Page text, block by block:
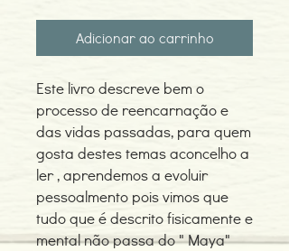
Adicionar ao carrinho
Este livro descreve bem o
processo de reencarnação e
das vidas passadas, para quem
gosta destes temas aconcelho a
ler , aprendemos a evoluir
pessoalmento pois vimos que
tudo que é descrito fisicamente e
mental não passa do " Maya"